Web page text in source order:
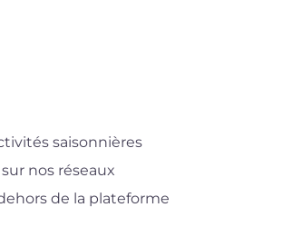
saisonnières
nos réseaux
de la plateforme